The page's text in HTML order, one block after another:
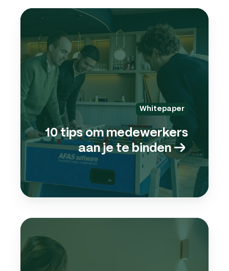
Whitepaper
10 tips om medewerkers
aan je te binden →